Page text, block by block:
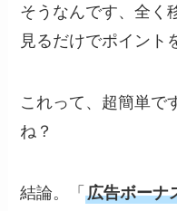
そうなんです、全く
見るだけでポイント
これって、超簡単で
ね？
結論。「広告ボーナ